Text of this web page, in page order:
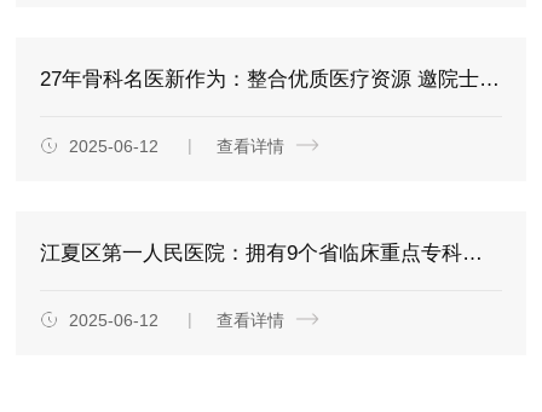
27年骨科名医新作为：整合优质医疗资源 邀院士专家基层带教
2025-06-12 查看详情
江夏区第一人民医院：拥有9个省临床重点专科、28个市临床重点专科牵手“国家队”实现学科建设多点突破
2025-06-12 查看详情